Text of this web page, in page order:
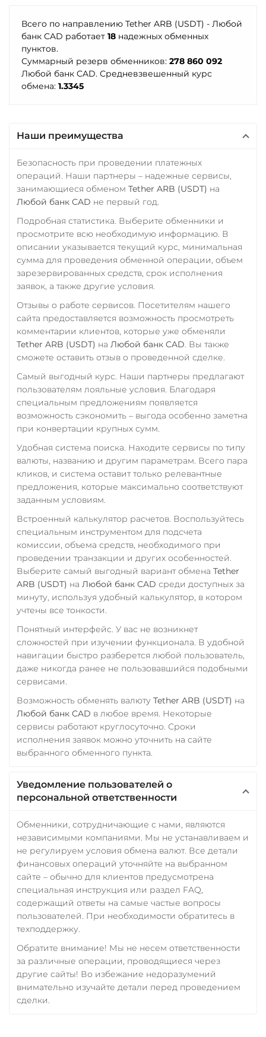
Trust Wallet Token (TWT)
BEP20
Uniswap (UNI)
ERC20
RONIN
NEAR
XLM
SUI
SONIC
VeChain (VET)
Verge (XVG)
WAVES
ERC20 AVAXC
Wrapped Ethereum
ERC20 AVAXC
BASE
CRO
RONIN
Yearn.finance (YFI)
Zcash (ZEC)
Счет ИП/ООО
CNY
Фридом Банк KZT
Центр Кредит KZT
Всего по направлению Tether ARB (USDT) - Любой
банк CAD работает 18 надежных обменных
пунктов.
Суммарный резерв обменников: 278 860 092
Любой банк CAD. Средневзвешенный курс
обмена: 1.3345
Наши преимущества
Безопасность при проведении платежных
операций. Наши партнеры – надежные сервисы,
занимающиеся обменом Tether ARB (USDT) на
Любой банк CAD не первый год.
Подробная статистика. Выберите обменники и
просмотрите всю необходимую информацию. В
описании указывается текущий курс, минимальная
сумма для проведения обменной операции, объем
зарезервированных средств, срок исполнения
заявок, а также другие условия.
Отзывы о работе сервисов. Посетителям нашего
сайта предоставляется возможность просмотреть
комментарии клиентов, которые уже обменяли
Tether ARB (USDT) на Любой банк CAD. Вы также
сможете оставить отзыв о проведенной сделке.
Самый выгодный курс. Наши партнеры предлагают
пользователям лояльные условия. Благодаря
специальным предложениям появляется
возможность сэкономить – выгода особенно заметна
при конвертации крупных сумм.
Удобная система поиска. Находите сервисы по типу
валюты, названию и другим параметрам. Всего пара
кликов, и система оставит только релевантные
предложения, которые максимально соответствуют
заданным условиям.
Встроенный калькулятор расчетов. Воспользуйтесь
специальным инструментом для подсчета
комиссии, объема средств, необходимого при
проведении транзакции и других особенностей.
Выберите самый выгодный вариант обмена Tether
ARB (USDT) на Любой банк CAD среди доступных за
минуту, используя удобный калькулятор, в котором
учтены все тонкости.
Понятный интерфейс. У вас не возникнет
сложностей при изучении функционала. В удобной
навигации быстро разберется любой пользователь,
даже никогда ранее не пользовавшийся подобными
сервисами.
Возможность обменять валюту Tether ARB (USDT) на
Любой банк CAD в любое время. Некоторые
сервисы работают круглосуточно. Сроки
исполнения заявок можно уточнить на сайте
выбранного обменного пункта.
Уведомление пользователей о
персональной ответственности
Обменники, сотрудничающие с нами, являются
независимыми компаниями. Мы не устанавливаем и
не регулируем условия обмена валют. Все детали
финансовых операций уточняйте на выбранном
сайте – обычно для клиентов предусмотрена
специальная инструкция или раздел FAQ,
содержащий ответы на самые частые вопросы
пользователей. При необходимости обратитесь в
техподдержку.
Обратите внимание! Мы не несем ответственности
за различные операции, проводящиеся через
другие сайты! Во избежание недоразумений
внимательно изучайте детали перед проведением
сделки.